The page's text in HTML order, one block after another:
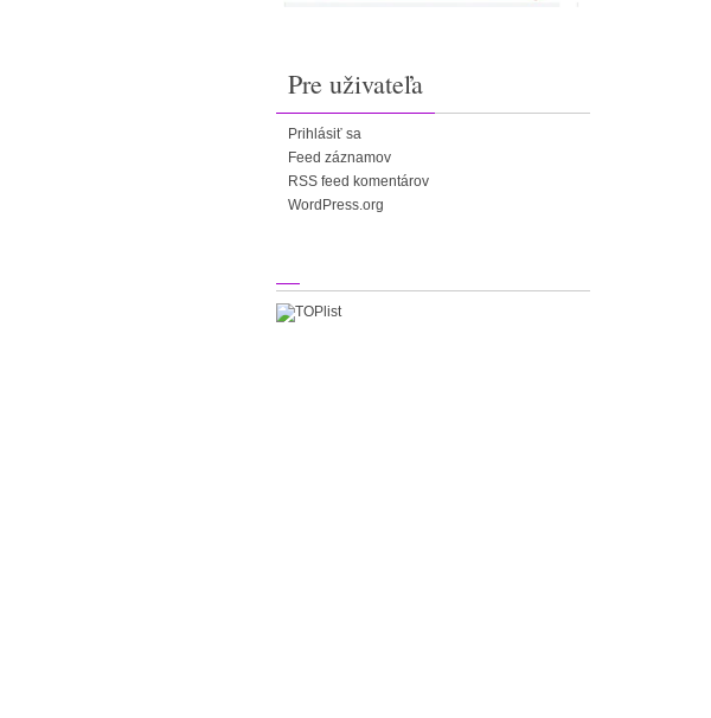
Pre uživateľa
Prihlásiť sa
Feed záznamov
RSS feed komentárov
WordPress.org